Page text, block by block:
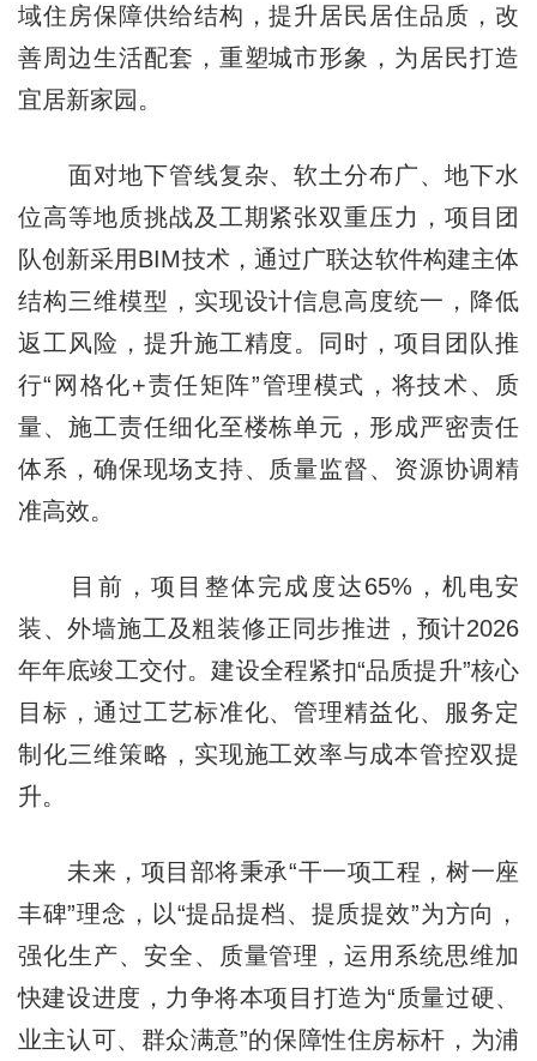
域住房保障供给结构，提升居民居住品质，改
善周边生活配套，重塑城市形象，为居民打造
宜居新家园。
面对地下管线复杂、软土分布广、地下水
位高等地质挑战及工期紧张双重压力，项目团
队创新采用BIM技术，通过广联达软件构建主体
结构三维模型，实现设计信息高度统一，降低
返工风险，提升施工精度。同时，项目团队推
行“网格化+责任矩阵”管理模式，将技术、质
量、施工责任细化至楼栋单元，形成严密责任
体系，确保现场支持、质量监督、资源协调精
准高效。
目前，项目整体完成度达65%，机电安
装、外墙施工及粗装修正同步推进，预计2026
年年底竣工交付。建设全程紧扣“品质提升”核心
目标，通过工艺标准化、管理精益化、服务定
制化三维策略，实现施工效率与成本管控双提
升。
未来，项目部将秉承“干一项工程，树一座
丰碑”理念，以“提品提档、提质提效”为方向，
强化生产、安全、质量管理，运用系统思维加
快建设进度，力争将本项目打造为“质量过硬、
业主认可、群众满意”的保障性住房标杆，为浦